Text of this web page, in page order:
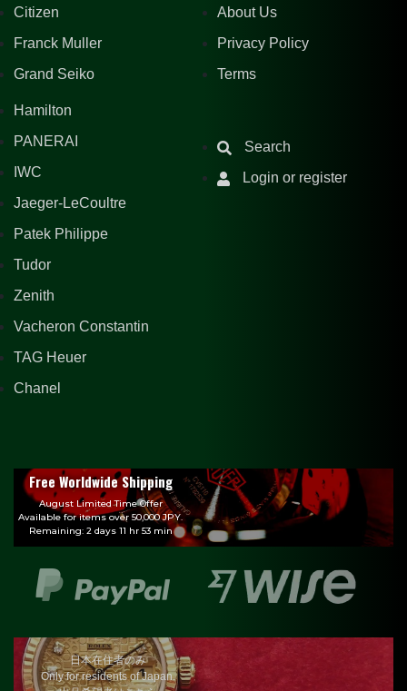
Citizen
Franck Muller
Grand Seiko
Hamilton
PANERAI
IWC
Jaeger-LeCoultre
Patek Philippe
Tudor
Zenith
Vacheron Constantin
TAG Heuer
Chanel
About Us
Privacy Policy
Terms
Search
Login or register
Free Worldwide Shipping
August Limited Time Offer
Available for items over 50,000 JPY.
Remaining: 2 days 11 hr 53 min
日本在住者のみ
Only for residents of Japan.